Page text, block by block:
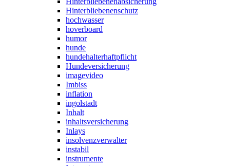
Hinterbliebenenschutz
hochwasser
hoverboard
humor
hunde
hundehalterhaftpflicht
Hundeversicherung
imagevideo
Imbiss
inflation
ingolstadt
Inhalt
inhaltsversicherung
Inlays
insolvenzverwalter
instabil
instrumente